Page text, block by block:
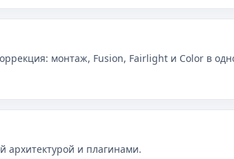
монтаж, Fusion, Fairlight и Color в
архитектурой и плагинами.